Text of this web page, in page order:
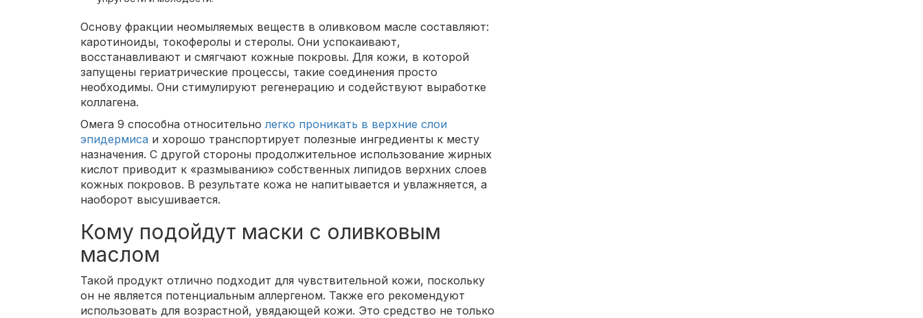
Основу фракции неомыляемых веществ в оливковом масле составляют:
каротиноиды, токоферолы и стеролы. Они успокаивают,
восстанавливают и смягчают кожные покровы. Для кожи, в которой
запущены гериатрические процессы, такие соединения просто
необходимы. Они стимулируют регенерацию и содействуют выработке
коллагена.
Омега 9 способна относительнолегко проникать в верхние слои
эпидермиса и хорошо транспортирует полезные ингредиенты к месту
назначения. С другой стороны продолжительное использование жирных
кислот приводит к «размыванию» собственных липидов верхних слоев
кожных покровов. В результате кожа не напитывается и увлажняется, а
наоборот высушивается.
Кому подойдут маски с оливковым
маслом
Такой продукт отлично подходит для чувствительной кожи, поскольку
он не является потенциальным аллергеном. Также его рекомендуют
использовать для возрастной, увядающей кожи. Это средство не только